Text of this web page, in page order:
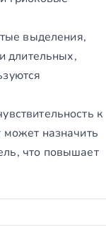
выделения,
длительных,
к
может назначить
что повышает